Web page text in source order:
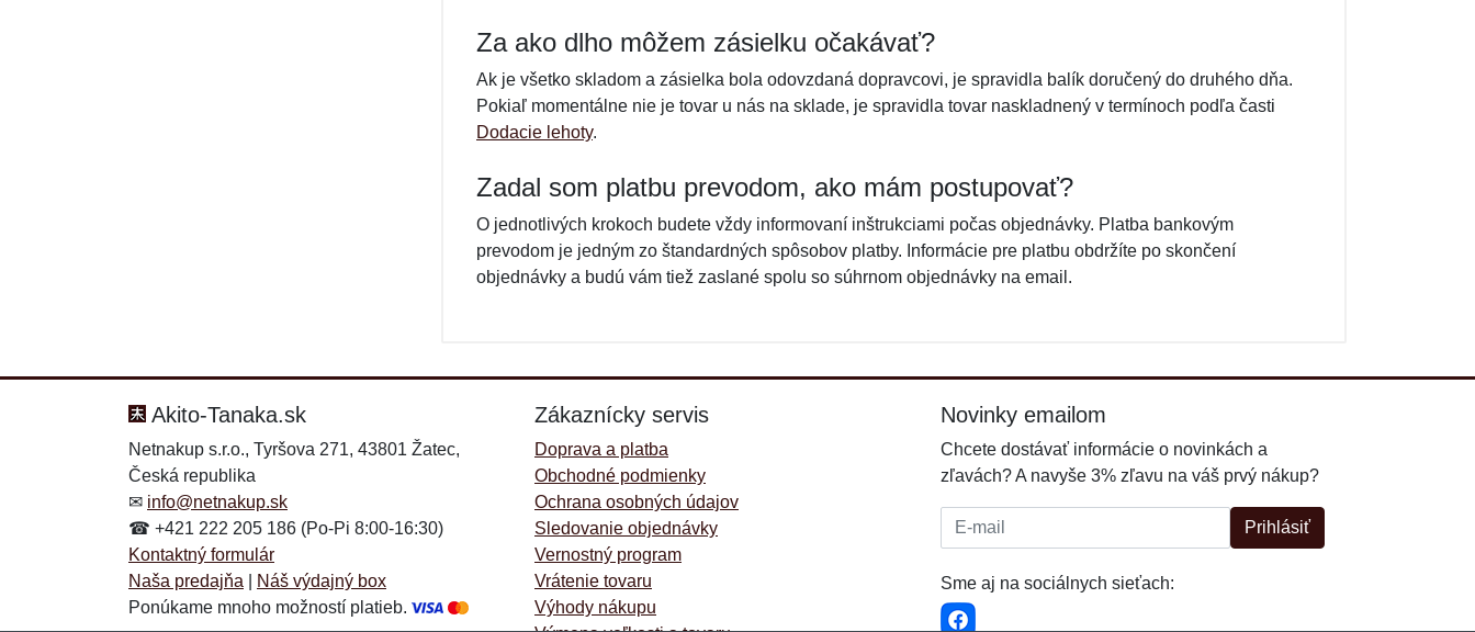
Za ako dlho môžem zásielku očakávať?
Ak je všetko skladom a zásielka bola odovzdaná dopravcovi, je spravidla balík doručený do druhého dňa.
Pokiaľ momentálne nie je tovar u nás na sklade, je spravidla tovar naskladnený v termínoch podľa časti
Dodacie lehoty.
Zadal som platbu prevodom, ako mám postupovať?
O jednotlivých krokoch budete vždy informovaní inštrukciami počas objednávky. Platba bankovým
prevodom je jedným zo štandardných spôsobov platby. Informácie pre platbu obdržíte po skončení
objednávky a budú vám tiež zaslané spolu so súhrnom objednávky na email.
Akito-Tanaka.sk
Netnakup s.r.o., Tyršova 271, 43801 Žatec,
Česká republika
✉ info@netnakup.sk
☎ +421 222 205 186 (Po-Pi 8:00-16:30)
Kontaktný formulár
Naša predajňa
Náš výdajný box
Ponúkame mnoho možností platieb.
Zákaznícky servis
Doprava a platba
Obchodné podmienky
Ochrana osobných údajov
Sledovanie objednávky
Vernostný program
Vrátenie tovaru
Výhody nákupu
Novinky emailom
Chcete dostávať informácie o novinkách a
zľavách? A navyše 3% zľavu na váš prvý nákup?
E-mail: Prihlásiť
Sme aj na sociálnych sieťach: